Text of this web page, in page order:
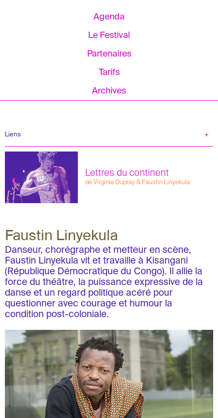
Agenda
Le Festival
Partenaires
Tarifs
Archives
Faustin Linyekula
Danseur, chorégraphe et metteur en scène,
Faustin Linyekula vit et travaille à Kisangani
(République Démocratique du Congo). Il allie la
force du théâtre, la puissance expressive de la
danse et un regard politique acéré pour
questionner avec courage et humour la
condition post-coloniale.
Liens
Lettres du continent
de Virginie Dupray & Faustin Linyekula